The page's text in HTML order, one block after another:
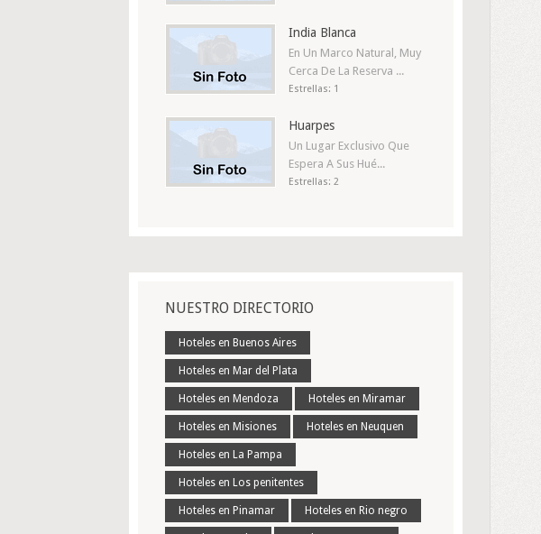
India Blanca
En Un Marco Natural, Muy
Cerca De La Reserva ...
Estrellas: 1
Huarpes
Un Lugar Exclusivo Que
Espera A Sus Hué...
Estrellas: 2
NUESTRO DIRECTORIO
Hoteles en Buenos Aires
Hoteles en Mar del Plata
Hoteles en Mendoza Hoteles en Miramar
Hoteles en Misiones Hoteles en Neuquen
Hoteles en La Pampa
Hoteles en Los penitentes
Hoteles en Pinamar Hoteles en Rio negro